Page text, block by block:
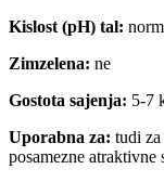
Kislost (pH) tal:
Zimzelena: ne
Gostota sajenja: 5-7
Uporabna za: tudi
posamezne